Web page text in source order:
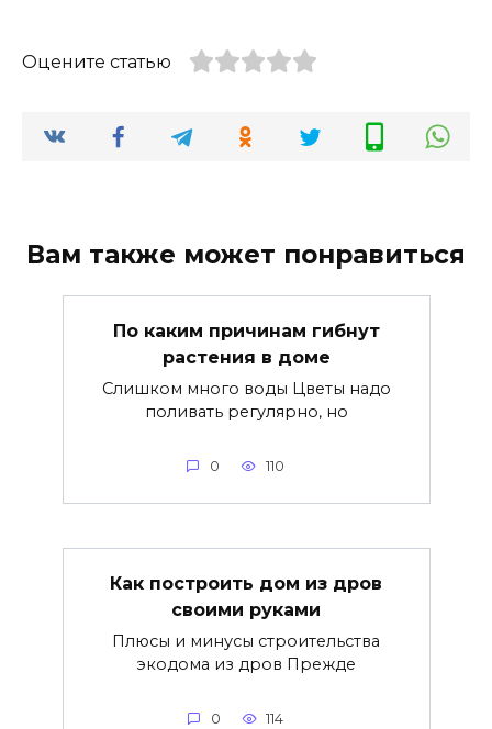
Оцените статью
Вам также может понравиться
По каким причинам гибнут
растения в доме
Слишком много воды Цветы надо
поливать регулярно, но
0 110
Как построить дом из дров
своими руками
Плюсы и минусы строительства
экодома из дров Прежде
0 114